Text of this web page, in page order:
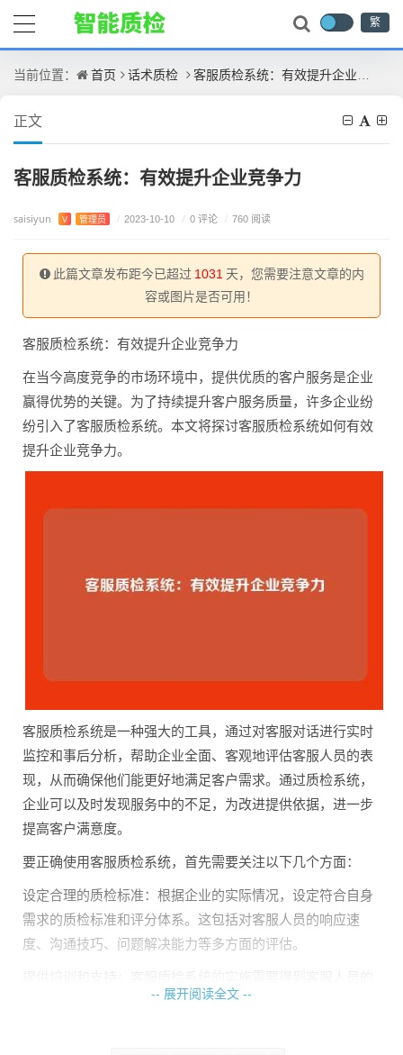
繁
当前位置： 首页 话术质检 客服质检系统：有效提升企业竞争力
正文
客服质检系统：有效提升企业竞争力
saisiyun V 管理员 / 2023-10-10 / 0 评论 / 760 阅读
此篇文章发布距今已超过 1031 天，您需要注意文章的内
容或图片是否可用！
客服质检系统：有效提升企业竞争力
在当今高度竞争的市场环境中，提供优质的客户服务是企业
赢得优势的关键。为了持续提升客户服务质量，许多企业纷
纷引入了客服质检系统。本文将探讨客服质检系统如何有效
提升企业竞争力。
客服质检系统是一种强大的工具，通过对客服对话进行实时
监控和事后分析，帮助企业全面、客观地评估客服人员的表
现，从而确保他们能更好地满足客户需求。通过质检系统，
企业可以及时发现服务中的不足，为改进提供依据，进一步
提高客户满意度。
要正确使用客服质检系统，首先需要关注以下几个方面：
设定合理的质检标准：根据企业的实际情况，设定符合自身
需求的质检标准和评分体系。这包括对客服人员的响应速
度、沟通技巧、问题解决能力等多方面的评估。
支持和理解。因此，企业需要为他们提供相关的培训和指
-- 展开阅读全文 --